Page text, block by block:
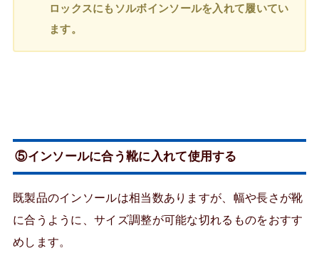
ロックスにもソルボインソールを入れて履いてい
ます。
⑤インソールに合う靴に入れて使用する
既製品のインソールは相当数ありますが、幅や長さが靴
に合うように、サイズ調整が可能な切れるものをおすす
めします。